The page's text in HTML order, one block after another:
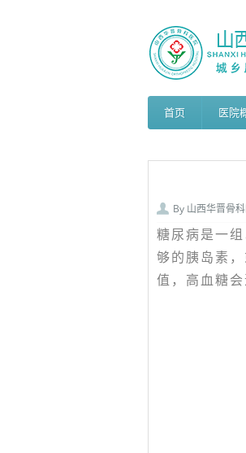
首页 医院
By 山西华晋骨
糖尿病是一
够的胰岛素
值，高血糖